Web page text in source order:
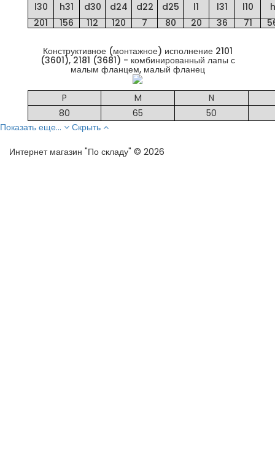
l30
h31
d30
d24
d22
d25
l1
l31
l10
h
201
156 112 120 7 80 20 36 71
Конструктивное (монтажное) исполнение 2101
(3601), 2181 (3681) - комбинированный лапы с
малым фланцем, малый фланец
P M
N
80
65
50
Показать еще...
Скрыть
Интернет магазин "По складу" © 2026